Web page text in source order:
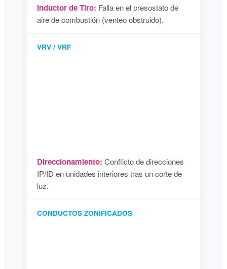
Inductor de Tiro: Falla en el presostato de
aire de combustión (venteo obstruido).
VRV / VRF
Direccionamiento: Conflicto de direcciones
IP/ID en unidades interiores tras un corte de
luz.
CONDUCTOS ZONIFICADOS